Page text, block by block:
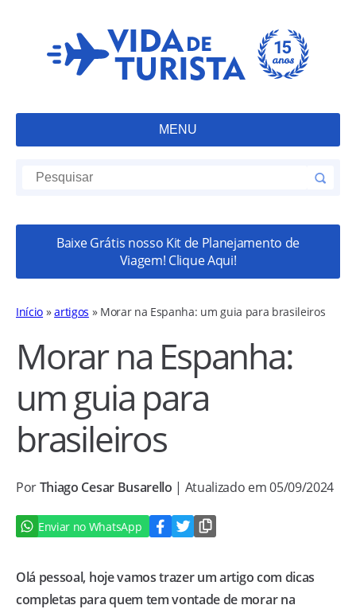
MENU
Baixe Grátis nosso Kit de Planejamento de
Viagem! Clique Aqui!
Início »artigos » Morar na Espanha: um guia para brasileiros
Morar na Espanha:
um guia para
brasileiros
PorThiago Cesar Busarello | Atualizado em 05/09/2024
Enviar no WhatsApp
Olá pessoal, hoje vamos trazer um artigo com dicas
completas para quem tem vontade de morar na